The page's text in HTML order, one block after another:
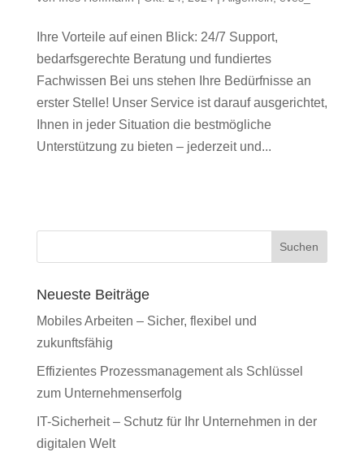
Ihre Vorteile auf einen Blick: 24/7 Support,
bedarfsgerechte Beratung und fundiertes
Fachwissen Bei uns stehen Ihre Bedürfnisse an
erster Stelle! Unser Service ist darauf ausgerichtet,
Ihnen in jeder Situation die bestmögliche
Unterstützung zu bieten – jederzeit und...
Suchen
Neueste Beiträge
Mobiles Arbeiten – Sicher, flexibel und
zukunftsfähig
Effizientes Prozessmanagement als Schlüssel
zum Unternehmenserfolg
IT-Sicherheit – Schutz für Ihr Unternehmen in der
digitalen Welt